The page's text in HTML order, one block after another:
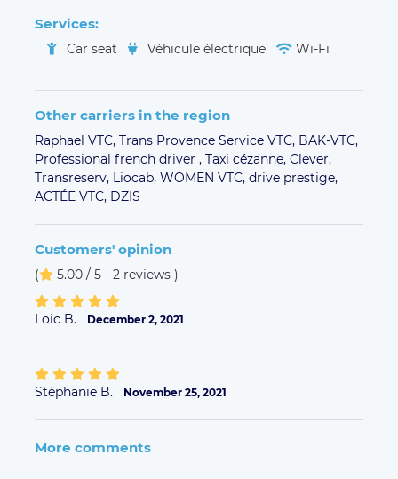
Services:
Car seat Véhicule électrique Wi-Fi
Other carriers in the region
Raphael VTC, Trans Provence Service VTC, BAK-VTC,
Professional french driver , Taxi cézanne, Clever,
Transreserv, Liocab, WOMEN VTC, drive prestige,
ACTÉE VTC, DZIS
Customers' opinion
( 5.00 / 5 - 2 reviews )
Loic B. December 2, 2021
Stéphanie B. November 25, 2021
More comments